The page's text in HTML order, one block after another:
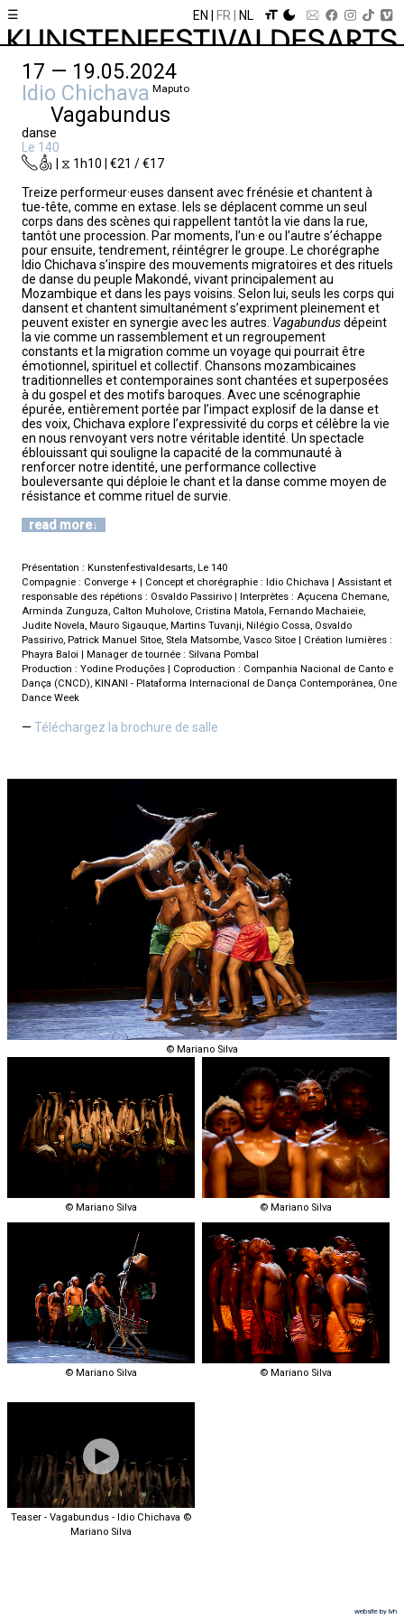
☰ EN FR NL
17 — 19.05.2024
Idio Chichava Maputo
Vagabundus
danse
Le 140
| ⧖ 1h10 | €21 / €17
Treize performeur·euses dansent avec frénésie et chantent à
tue-tête, comme en extase. Iels se déplacent comme un seul
corps dans des scènes qui rappellent tantôt la vie dans la rue,
tantôt une procession. Par moments, l’un·e ou l’autre s’échappe
pour ensuite, tendrement, réintégrer le groupe. Le chorégraphe
Idio Chichava s’inspire des mouvements migratoires et des rituels
de danse du peuple Makondé, vivant principalement au
Mozambique et dans les pays voisins. Selon lui, seuls les corps qui
dansent et chantent simultanément s’expriment pleinement et
peuvent exister en synergie avec les autres. Vagabundusdépeint
la vie comme un rassemblement et un regroupement
constants et la migration comme un voyage qui pourrait être
émotionnel, spirituel et collectif. Chansons mozambicaines
traditionnelles et contemporaines sont chantées et superposées
à du gospel et des motifs baroques. Avec une scénographie
épurée, entièrement portée par l’impact explosif de la danse et
des voix, Chichava explore l’expressivité du corps et célèbre la vie
en nous renvoyant vers notre véritable identité. Un spectacle
éblouissant qui souligne la capacité de la communauté à
renforcer notre identité, une performance collective
bouleversante qui déploie le chant et la danse comme moyen de
résistance et comme rituel de survie.
read more
Présentation : Kunstenfestivaldesarts, Le 140
Compagnie : Converge + | Concept et chorégraphie : Idio Chichava | Assistant et
responsable des répétions : Osvaldo Passirivo | Interprètes : Açucena Chemane,
Arminda Zunguza, Calton Muholove, Cristina Matola, Fernando Machaieie,
Judite Novela, Mauro Sigauque, Martins Tuvanji, Nilégio Cossa, Osvaldo
Passirivo, Patrick Manuel Sitoe, Stela Matsombe, Vasco Sitoe | Création lumières :
Phayra Baloi | Manager de tournée : Silvana Pombal
Production : Yodine Produções | Coproduction : Companhia Nacional de Canto e
Dança (CNCD), KINANI - Plataforma Internacional de Dança Contemporânea, One
Dance Week
Téléchargez la brochure de salle
© Mariano Silva
© Mariano Silva © Mariano Silva
© Mariano Silva © Mariano Silva
Teaser - Vagabundus - Idio Chichava ©
Mariano Silva
website by lvh